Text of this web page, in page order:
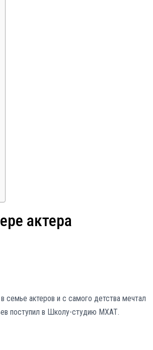
актера
семье актеров и с самого детства мечтал
поступил в Школу-студию МХАТ.